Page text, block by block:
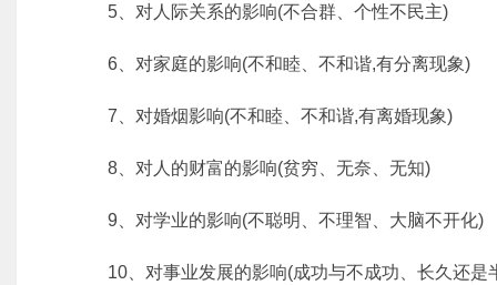
5、对人际关系的影响(不合群、个性不民主)
6、对家庭的影响(不和睦、不和谐,有分离现象)
7、对婚烟影响(不和睦、不和谐,有离婚现象)
8、对人的财富的影响(贫穷、无奈、无知)
9、对学业的影响(不聪明、不理智、大脑不开化)
10、对事业发展的影响(成功与不成功、长久还是